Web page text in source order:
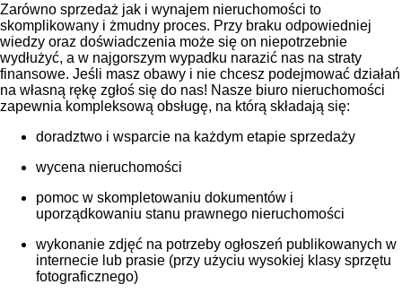
Zarówno sprzedaż jak i wynajem nieruchomości to
skomplikowany i żmudny proces. Przy braku odpowiedniej
wiedzy oraz doświadczenia może się on niepotrzebnie
wydłużyć, a w najgorszym wypadku narazić nas na straty
finansowe. Jeśli masz obawy i nie chcesz podejmować działań
na własną rękę zgłoś się do nas! Nasze biuro nieruchomości
zapewnia kompleksową obsługę, na którą składają się:
doradztwo i wsparcie na każdym etapie sprzedaży
wycena nieruchomości
pomoc w skompletowaniu dokumentów i
uporządkowaniu stanu prawnego nieruchomości
wykonanie zdjęć na potrzeby ogłoszeń publikowanych w
internecie lub prasie (przy użyciu wysokiej klasy sprzętu
fotograficznego)